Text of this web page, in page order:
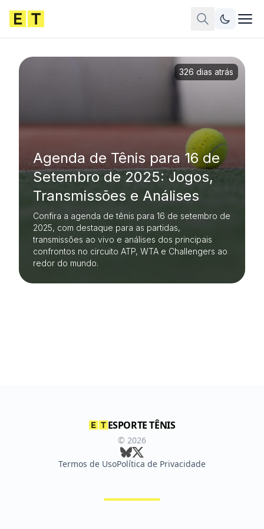
Agenda de Tênis para 16 de
Setembro de 2025: Jogos,
Transmissões e Análises
Confira a agenda de tênis para 16 de setembro de
2025, com destaque para as partidas,
transmissões ao vivo e análises dos principais
confrontos no circuito ATP, WTA e Challengers ao
redor do mundo.
326 dias atrás
ESPORTE TÊNIS
© 2026
Termos de UsoPolítica de Privacidade